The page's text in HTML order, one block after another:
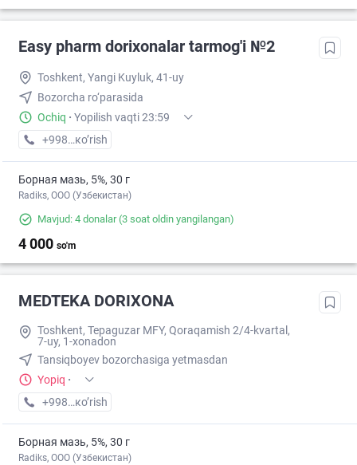
Easy pharm dorixonalar tarmog'i №2
Toshkent, Yangi Kuyluk, 41-uy
Bozorcha ro‘parasida
Ochiq · Yopilish vaqti 23:59
+998 (97) XXX-XX-XX
кo’rish
Борная мазь, 5%, 30 г
Radiks, ООО (Узбекистан)
Mavjud: 4 donalar(3 soat oldin yangilangan)
4 000 so'm
MEDTEKA DORIXONA
Toshkent, Tepaguzar MFY, Qoraqamish 2/4-kvartal,
7-uy, 1-xonadon
Tansiqboyev bozorchasiga yetmasdan
Yopiq ·
+998 (77) XXX-XX-XX
кo’rish
Борная мазь, 5%, 30 г
Radiks, ООО (Узбекистан)